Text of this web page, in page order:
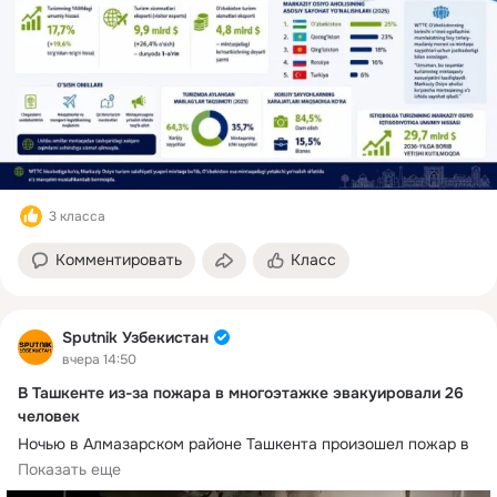
3 класса
Комментировать Класс
Sputnik Узбекистан
вчера 14:50
В Ташкенте из-за пожара в многоэтажке эвакуировали 26
человек
Ночью в Алмазарском районе Ташкента произошел пожар в
многоквартирном доме, сообщает МЧС Узбекистана.
Возгорание возникло в электрическом щитке шестого
Показать еще